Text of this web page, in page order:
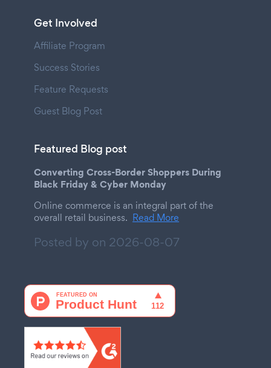
Get Involved
Affiliate Program
Success Stories
Feature Requests
Guest Blog Post
Featured Blog post
Converting Cross-Border Shoppers During
Black Friday & Cyber Monday
Online commerce is an integral part of the
overall retail business. Read More
Posted by on 2026-08-07